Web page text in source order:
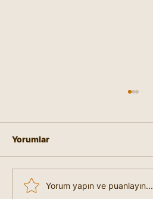
Yorumlar
Yorum yapın ve puanlayın...